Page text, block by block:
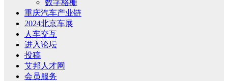
数字格栅
重庆汽车产业链
2024北京车展
人车交互
进入论坛
投稿
艾邦人才网
会员服务